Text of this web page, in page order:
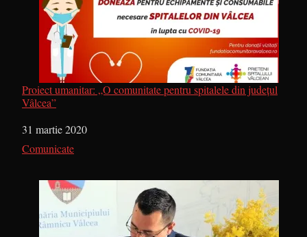
Proiect umanitar: „O comunitate pentru spitalele din județul
Vâlcea”
Dată
31 martie 2020
În legătură cu
Comunicate